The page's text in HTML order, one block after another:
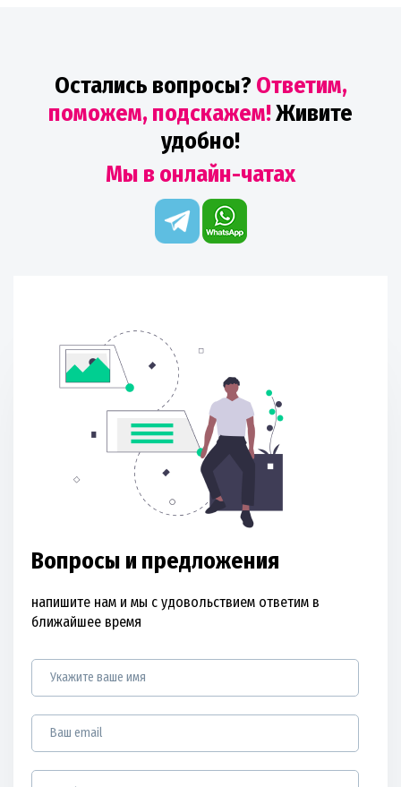
Остались вопросы?Ответим,
поможем, подскажем!Живите
удобно!
Мы в онлайн-чатах
Вопросы и предложения
напишите нам и мы с удовольствием ответим в
ближайшее время